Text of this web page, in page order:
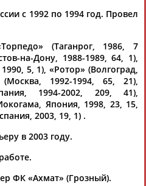
Возможно, это будет Игорь
"Ахмат". ...
СТАДИОН)
продолжится программа 7-го
тренерской перестановки.
ушел в отставку после
СТАДИОН
с 1992 по 1994 год. Провел
(Таганрог, 1986, 7
на-Дону, 1988-1989, 64, 1),
5, 1), «Ротор» (Волгоград,
1992-1994, 65, 21),
1994-2002, 209, 41),
Япония, 1998, 23, 15,
2003, 19, 1) .
в 2003 году.
ФК «Ахмат» (Грозный).